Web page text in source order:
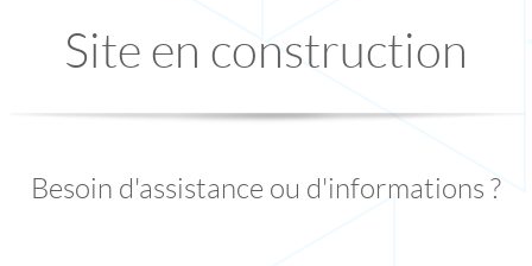
Site en construction
Besoin d'assistance ou d'informations ?